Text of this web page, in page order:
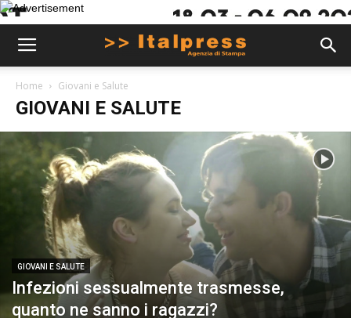
Home Giovani e Salute
GIOVANI E SALUTE
GIOVANI E SALUTE
Infezioni sessualmente trasmesse,
quanto ne sanno i ragazzi?